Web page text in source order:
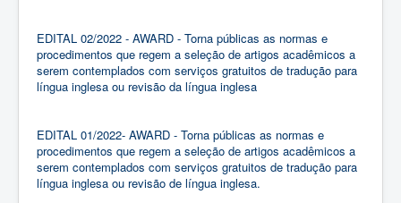
EDITAL 02/2022 - AWARD - Torna públicas as normas e
procedimentos que regem a seleção de artigos acadêmicos a
serem contemplados com serviços gratuitos de tradução para
língua inglesa ou revisão da língua inglesa
EDITAL 01/2022- AWARD - Torna públicas as normas e
procedimentos que regem a seleção de artigos acadêmicos a
serem contemplados com serviços gratuitos de tradução para
língua inglesa ou revisão de língua inglesa.